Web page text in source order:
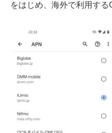
をはじめ、海外で利用する